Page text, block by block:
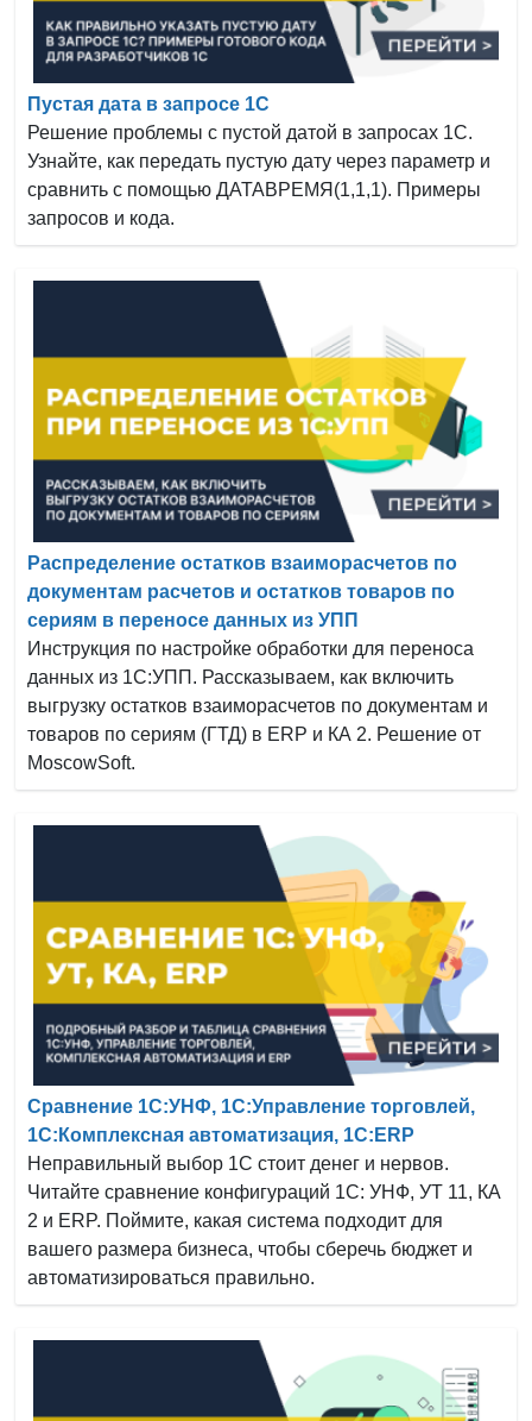
Пустая дата в запросе 1С
Решение проблемы с пустой датой в запросах 1С.
Узнайте, как передать пустую дату через параметр и
сравнить с помощью ДАТАВРЕМЯ(1,1,1). Примеры
запросов и кода.
Распределение остатков взаиморасчетов по
документам расчетов и остатков товаров по
сериям в переносе данных из УПП
Инструкция по настройке обработки для переноса
данных из 1С:УПП. Рассказываем, как включить
выгрузку остатков взаиморасчетов по документам и
товаров по сериям (ГТД) в ERP и КА 2. Решение от
MoscowSoft.
Сравнение 1С:УНФ, 1С:Управление торговлей,
1С:Комплексная автоматизация, 1С:ERP
Неправильный выбор 1С стоит денег и нервов.
Читайте сравнение конфигураций 1С: УНФ, УТ 11, КА
2 и ERP. Поймите, какая система подходит для
вашего размера бизнеса, чтобы сберечь бюджет и
автоматизироваться правильно.